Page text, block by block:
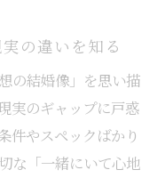
の違いを知る
の結婚像」を思い描
実のギャップに戸惑
件やスペックばかり
な「一緒にいて心地